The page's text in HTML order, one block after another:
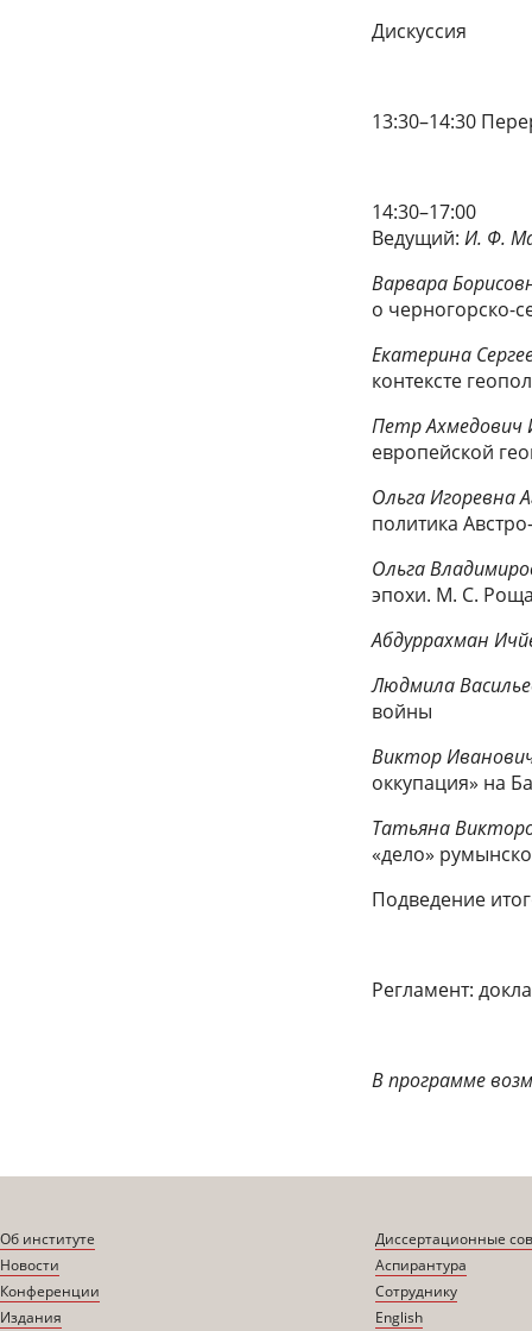
Дискуссия
13:30–14:30
14:30–17:00
Ведущий:И. Ф.
Варвара
о черногорско-
Екатерина
контексте
Петр Ахмедович
европейской
ОльгаИгоревна
политика
Ольга
эпохи. М. С.
Абдуррахман
Людмила
войны
Виктор
оккупация» на
Татьяна
«дело»
Подведение
Регламент:
В программе
Об институте
Новости
Конференции
Издания
Диссертационные
Аспирантура
Сотруднику
English